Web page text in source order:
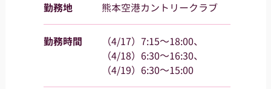
勤務地 熊本空港カントリークラブ
勤務時間
（4/17）7:15～18:00、
（4/18）6:30～16:30、
（4/19）6:30～15:00